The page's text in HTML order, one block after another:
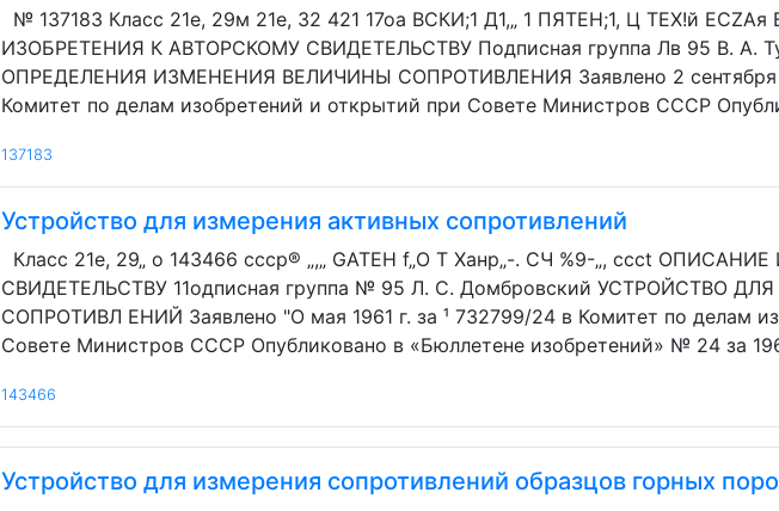
№ 137183 Класс 21е, 29м 21е, 32 421 17оа ВСКИ;1 Д1,„ 1 ПЯТЕН;1, Ц ТЕХ!й
ИЗОБРЕТЕНИЯ К АВТОРСКОМУ СВИДЕТЕЛЬСТВУ Подписная группа Лв 95 В. А.
ОПРЕДЕЛЕНИЯ ИЗМЕНЕНИЯ ВЕЛИЧИНЫ СОПРОТИВЛЕНИЯ Заявлено 2 сентября
Комитет по делам изобретений и открытий при Совете Министров СССР
137183
Устройство для измерения активных сопротивлений
Класс 21е, 29„ о 143466 ссср® „,„ GATEH f„O Т Ханр„-. СЧ %9-„, сcct
СВИДЕТЕЛЬСТВУ 11одписная группа № 95 Л. С. Домбровский УСТРОЙСТВО
СОПРОТИВЛ ЕНИЙ Заявлено "О мая 1961 г. за ¹ 732799/24 в Комитет по делам
Совете Министров СССР Опубликовано в «Бюллетене изобретений» № 24 за
143466
Устройство для измерения сопротивлений образцов горных